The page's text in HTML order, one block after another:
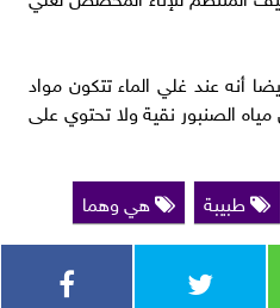
أنه عند غلي الماء تتكون مواد
الصنبور نقية ولا تحتوي على
طبيبة هي وهما